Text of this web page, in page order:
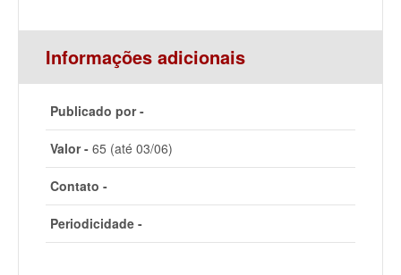
Informações adicionais
Publicado por -
Valor - 65 (até 03/06)
Contato -
Periodicidade -